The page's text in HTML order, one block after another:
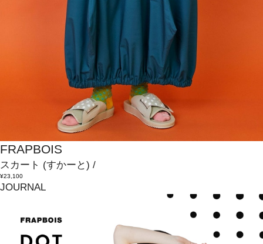
FRAPBOIS
スカート (すかーと) /
¥23,100
JOURNAL